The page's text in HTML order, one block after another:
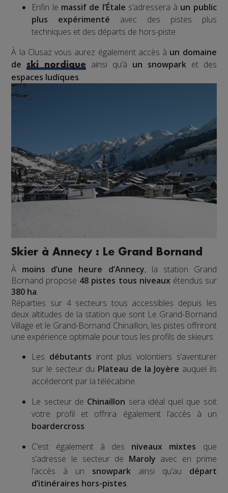
Enfin le massif de l’Étale s’adressera à un public
plus expérimenté avec des pistes plus
techniques et des départs de hors-piste.
À la Clusaz vous aurez également accès à un domaine
deski nordique ainsi qu’à un snowparket des
espaces ludiques.
Skier à Annecy : Le Grand Bornand
À moins d’une heure d’Annecy, la station Grand
Bornand propose 48 pistes tous niveaux étendus sur
380 ha.
Réparties sur 4 secteurs tous accessibles depuis les
deux altitudes de la station que sont Le Grand-Bornand
Village et le Grand-Bornand Chinaillon, les pistes offriront
une expérience optimale pour tous les profils de skieurs.
Les débutants iront plus volontiers s’aventurer
sur le secteur du Plateau de la Joyère auquel ils
accéderont par la télécabine.
Le secteur de Chinaillon sera idéal quel que soit
votre profil et offrira également l’accès à un
boardercross.
C’est également à des niveaux mixtes que
s’adresse le secteur de Maroly avec en prime
l’accès à un snowpark ainsi qu’au départ
d’itinéraires hors-pistes.